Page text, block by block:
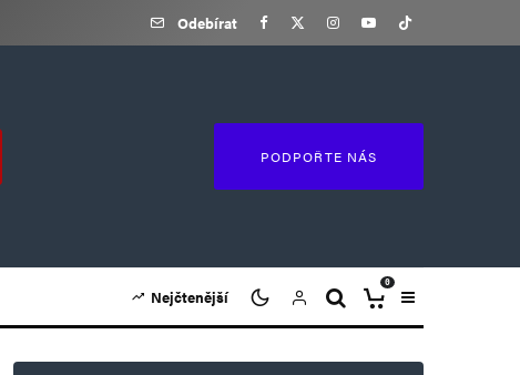
Odebírat
PODPOŘTE NÁS
Nejčtenější
0